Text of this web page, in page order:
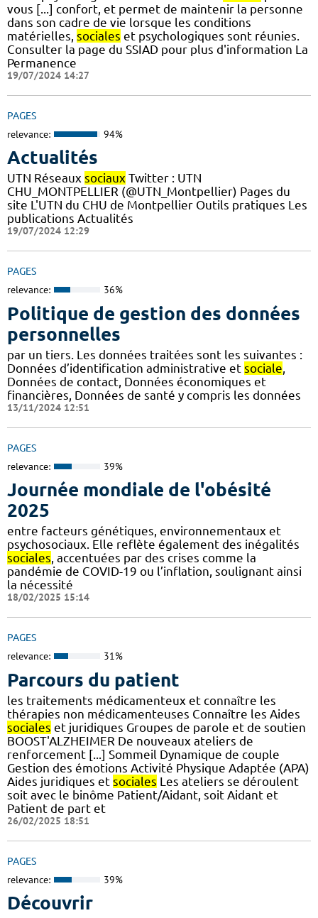
vous [...] confort, et permet de maintenir la personne
dans son cadre de vie lorsque les conditions
matérielles, sociales et psychologiques sont réunies.
Consulter la page du SSIAD pour plus d'information La
Permanence
19/07/2024 14:27
PAGES
relevance: 94%
Actualités
UTN Réseaux sociaux Twitter : UTN
CHU_MONTPELLIER (@UTN_Montpellier) Pages du
site L'UTN du CHU de Montpellier Outils pratiques Les
publications Actualités
19/07/2024 12:29
PAGES
relevance: 36%
Politique de gestion des données
personnelles
par un tiers. Les données traitées sont les suivantes :
Données d’identification administrative et sociale
Données de contact, Données économiques et
financières, Données de santé y compris les données
13/11/2024 12:51
PAGES
relevance: 39%
Journée mondiale de l'obésité
2025
entre facteurs génétiques, environnementaux et
psychosociaux. Elle reflète également des inégalités
sociales, accentuées par des crises comme la
pandémie de COVID-19 ou l’inflation, soulignant ainsi
la nécessité
18/02/2025 15:14
PAGES
relevance: 31%
Parcours du patient
les traitements médicamenteux et connaître les
thérapies non médicamenteuses Connaître les Aides
sociales et juridiques Groupes de parole et de soutien
BOOST'ALZHEIMER De nouveaux ateliers de
renforcement [...] Sommeil Dynamique de couple
Gestion des émotions Activité Physique Adaptée (APA)
Aides juridiques et sociales Les ateliers se déroulent
soit avec le binôme Patient/Aidant, soit Aidant et
Patient de part et
26/02/2025 18:51
PAGES
relevance: 39%
Découvrir